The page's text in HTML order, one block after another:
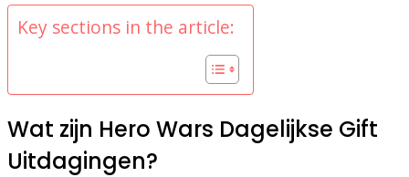
Key sections in the article:
Wat zijn Hero Wars Dagelijkse Gift
Uitdagingen?